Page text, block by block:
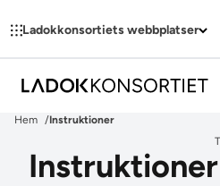
Ladokkonsortiets webbplatser
Hem
Instruktioner
Instruktioner